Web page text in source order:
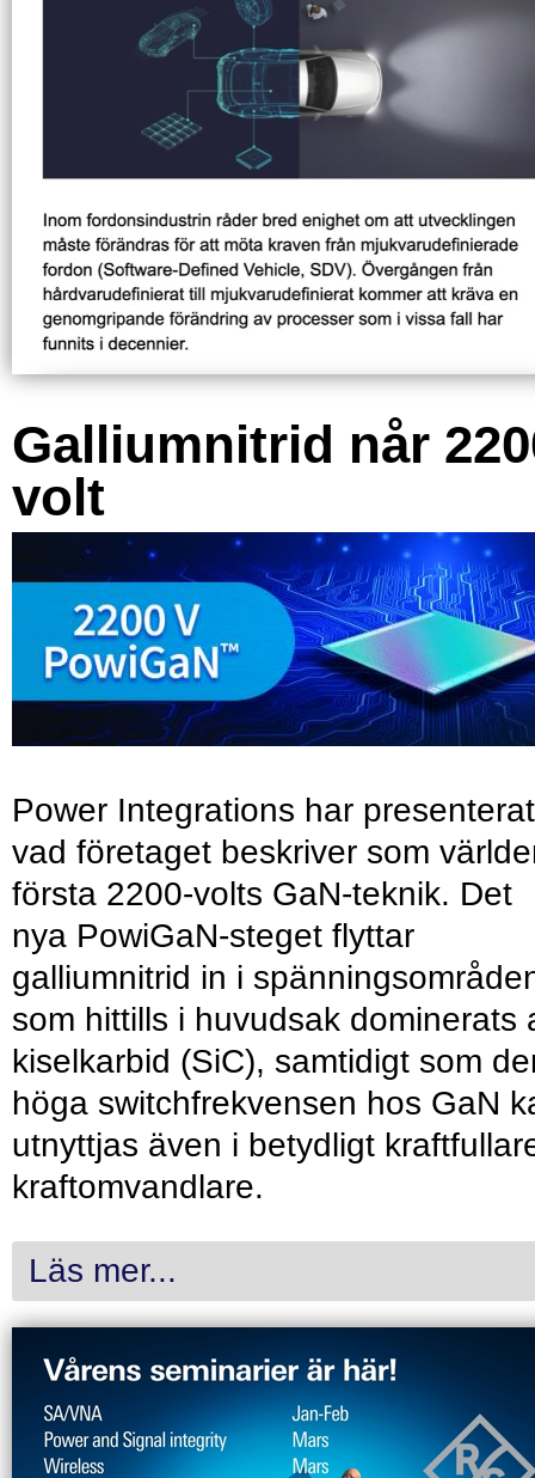
Galliumnitrid når
volt
Power Integrations har presenterat
vad företaget beskriver som
första 2200-volts GaN-teknik. Det
nya PowiGaN-steget flyttar
galliumnitrid in i
som hittills i huvudsak dominerats
kiselkarbid (SiC), samtidigt som
höga switchfrekvensen hos GaN
utnyttjas även i betydligt
kraftomvandlare.
Läs mer...